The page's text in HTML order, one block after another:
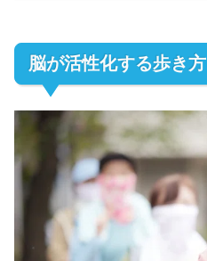
脳が活性化する歩き方